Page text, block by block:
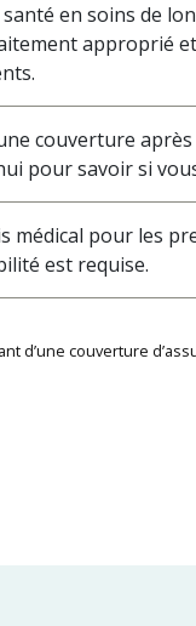
en soins de
approprié
couverture
pour savoir si
médical pour les
est requise.
couverture